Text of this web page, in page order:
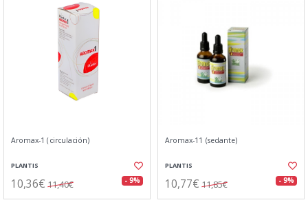
Aromax-1 (circulación)
PLANTIS
10,36€ 11,40€ - 9%
Aromax-11 (sedante)
PLANTIS
10,77€ 11,85€ - 9%